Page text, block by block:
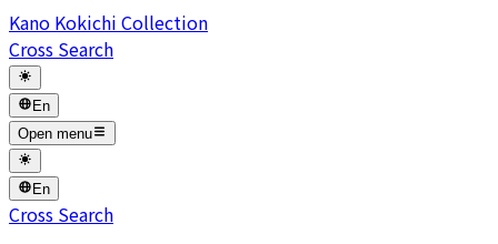
Kano Kokichi Collection
Cross Search
En
Open menu
En
Cross Search